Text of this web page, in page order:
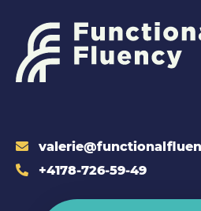
+4178-726-59-49